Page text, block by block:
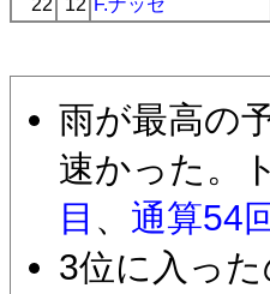
雨が最高の
速かった。
目 、 通算54
3位に入った